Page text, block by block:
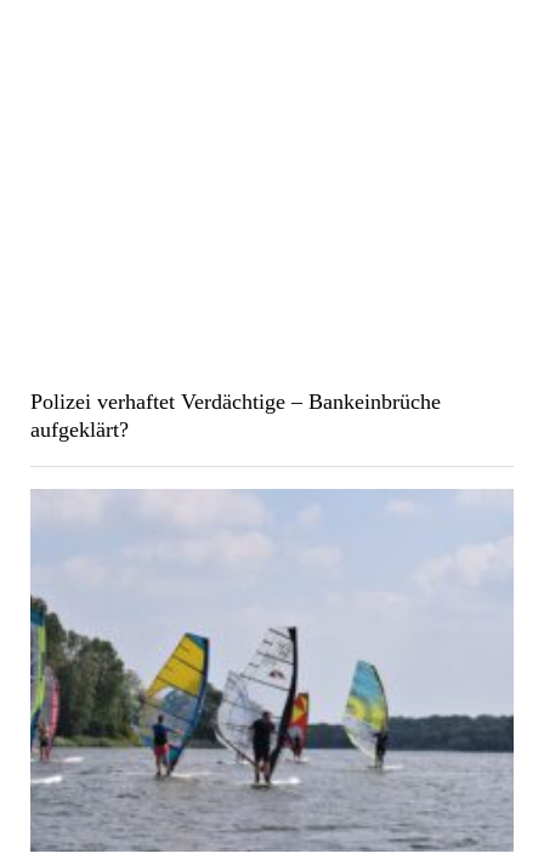
Polizei verhaftet Verdächtige – Bankeinbrüche
aufgeklärt?